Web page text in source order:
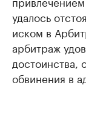
удалось
иском в
арбитраж
достоинства,
обвинения в